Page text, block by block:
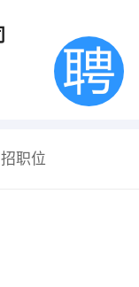
职位